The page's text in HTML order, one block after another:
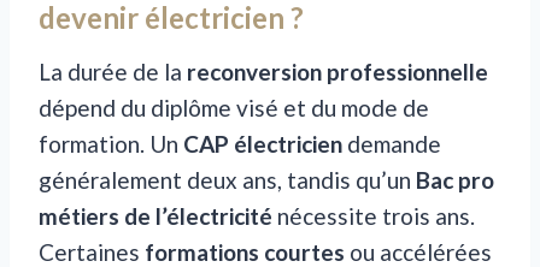
devenir électricien ?
La durée de la reconversion professionnelle
dépend du diplôme visé et du mode de
formation. Un CAP électricien demande
généralement deux ans, tandis qu’un Bac pro
métiers de l’électricité nécessite trois ans.
Certaines formations courtes ou accélérées